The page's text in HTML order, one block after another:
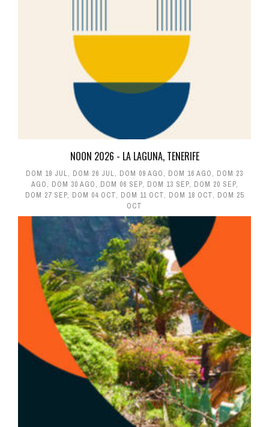
NOON 2026 - LA LAGUNA, TENERIFE
DOM 19 JUL, DOM 26 JUL, DOM 09 AGO, DOM 16 AGO, DOM 23
AGO, DOM 30 AGO, DOM 06 SEP, DOM 13 SEP, DOM 20 SEP,
DOM 27 SEP, DOM 04 OCT, DOM 11 OCT, DOM 18 OCT, DOM 25
OCT